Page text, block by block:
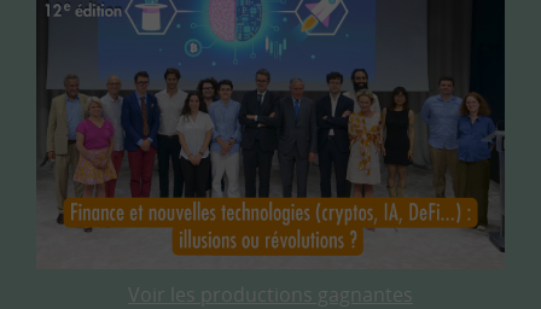
Voir les productions gagnantes